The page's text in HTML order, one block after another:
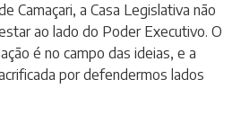
Camaçari, a Casa Legislativa não
ao lado do Poder Executivo. O
é no campo das ideias, e a
por defendermos lados